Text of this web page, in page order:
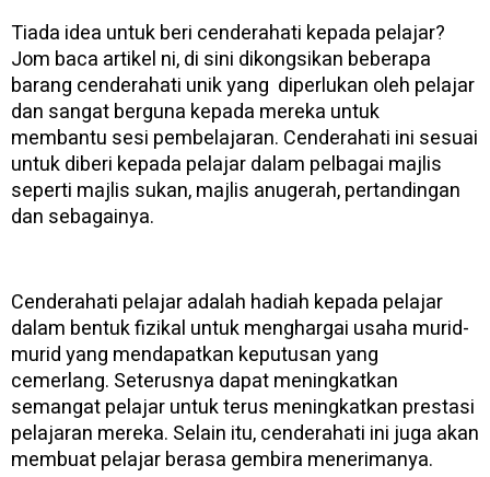
Tiada idea untuk beri cenderahati kepada pelajar?
Jom baca artikel ni, di sini dikongsikan beberapa
barang cenderahati unik yang diperlukan oleh pelajar
dan sangat berguna kepada mereka untuk
membantu sesi pembelajaran. Cenderahati ini sesuai
untuk diberi kepada pelajar dalam pelbagai majlis
seperti majlis sukan, majlis anugerah, pertandingan
dan sebagainya.
Cenderahati pelajar adalah hadiah kepada pelajar
dalam bentuk fizikal untuk menghargai usaha murid-
murid yang mendapatkan keputusan yang
cemerlang. Seterusnya dapat meningkatkan
semangat pelajar untuk terus meningkatkan prestasi
pelajaran mereka. Selain itu, cenderahati ini juga akan
membuat pelajar berasa gembira menerimanya.